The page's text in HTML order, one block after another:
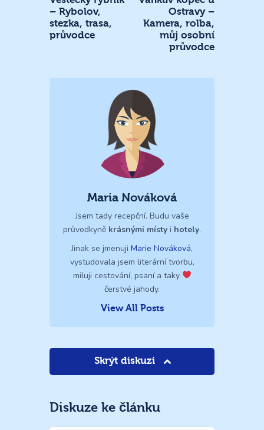
– Rybolov,
stezka, trasa,
průvodce
Ostravy –
Kamera, rolba,
můj osobní
průvodce
Maria Nováková
Jsem tady recepční. Budu vaše
průvodkyně krásnými místy i hotely.
Jinak se jmenuji Marie Nováková,
vystudovala jsem literární tvorbu,
miluji cestování, psaní a taky
čerstvé jahody.
View All Posts
Skrýt diskuzi
Diskuze ke článku